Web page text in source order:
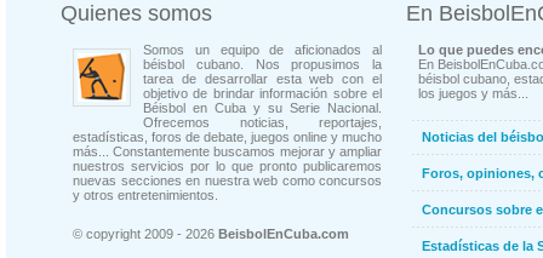
Quienes somos
Somos un equipo de aficionados al
béisbol cubano. Nos propusimos la
tarea de desarrollar esta web con el
objetivo de brindar información sobre el
Béisbol en Cuba y su Serie Nacional.
Ofrecemos noticias, reportajes,
estadísticas, foros de debate, juegos online y mucho
más... Constantemente buscamos mejorar y ampliar
nuestros servicios por lo que pronto publicaremos
nuevas secciones en nuestra web como concursos
y otros entretenimientos.
© copyright 2009 - 2026 BeisbolEnCuba.com
En
Lo que puedes
En
béisbol cubano,
los juegos y más...
Noticias del
Foros, opiniones,
Concursos sobre
Estadísticas de la